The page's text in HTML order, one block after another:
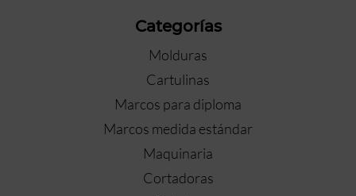
Categorías
Molduras
Cartulinas
Marcos para diploma
Marcos medida estándar
Maquinaria
Cortadoras